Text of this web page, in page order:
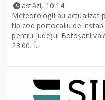
astăzi, 10:14
Meteorologii au actualizat
tip cod portocaliu de
pentru județul Botoșani
23:00. Î...